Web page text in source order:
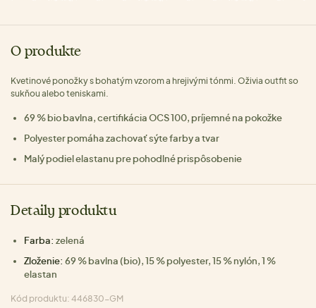
O produkte
Kvetinové ponožky s bohatým vzorom a hrejivými tónmi. Oživia outfit so
sukňou alebo teniskami.
69 % bio bavlna, certifikácia OCS 100, príjemné na pokožke
Polyester pomáha zachovať sýte farby a tvar
Malý podiel elastanu pre pohodlné prispôsobenie
Detaily produktu
Farba: zelená
Zloženie: 69 % bavlna (bio), 15 % polyester, 15 % nylón, 1 %
elastan
Kód produktu: 446830-GM